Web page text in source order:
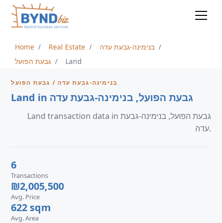
Home Real Estate
בנימינה-גבעת עדה
גבעת הפועל
Land
בנימינה-גבעת עדה / גבעת הפועל
Land in גבעת הפועל, בנימינה-גבעת עדה
Land transaction data in גבעת הפועל, בנימינה-גבעת
עדה.
6
Transactions
₪2,005,500
Avg. Price
622 sqm
Avg. Area